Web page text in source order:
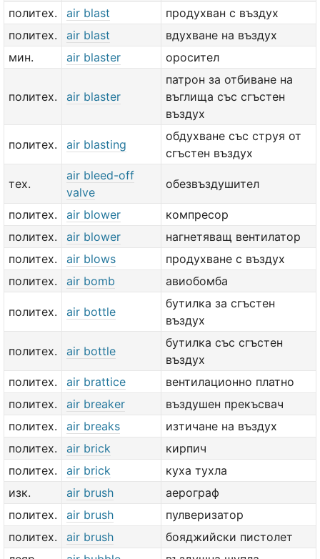
политех.
air blast
продухван с въздух
политех.
air blast
вдухване на въздух
мин.
air blaster оросител
политех. air blaster
патрон за отбиване на
въглища със сгъстен
въздух
политех. air blasting
обдухване със струя от
сгъстен въздух
тех.
air bleed-off
valve
обезвъздушител
политех. air blower
компресор
политех.
air blower
нагнетяващ вентилатор
политех.
air blows
продухване с въздух
политех.
air bomb авиобомба
политех. air bottle
бутилка за сгъстен
въздух
политех. air bottle
бутилка със сгъстен
въздух
политех.
air brattice
вентилационно платно
политех.
air breaker
въздушен прекъсвач
политех.
air breaks
изтичане на въздух
политех.
air brick
кирпич
политех.
air brick
куха тухла
изк.
air brush
аерограф
политех.
air brush
пулверизатор
политех.
air brush
бояджийски пистолет